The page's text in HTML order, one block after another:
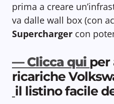
prima a creare
va dalle wall box (con
Supercharger con
— Clicca qui per
ricariche
il listino facile